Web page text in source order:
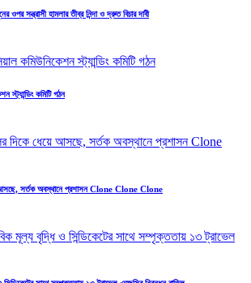
ওপর সন্ত্রাসী হামলার তীব্র নিন্দা ও দ্রুত বিচার দাবী
স্ট্যান্ডিং কমিটি গঠন
আসছে, সর্তক অবস্থানে প্রশাসন Clone Clone Clone